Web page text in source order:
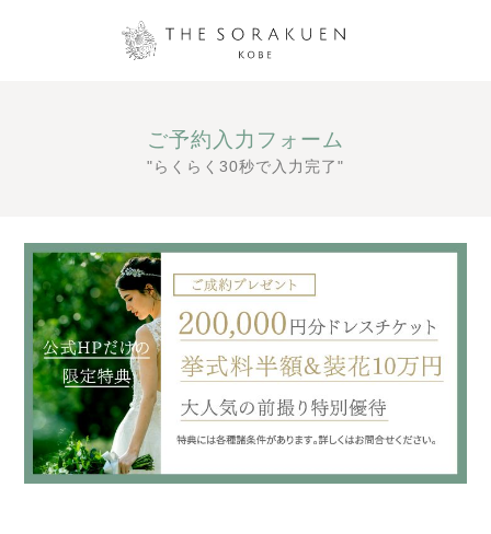
ご予約入力フォーム
"らくらく30秒で入力完了"